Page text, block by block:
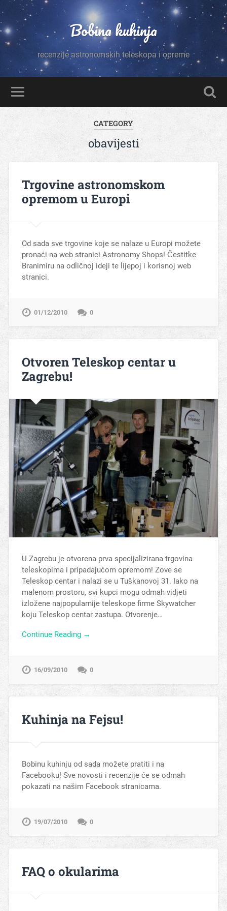
Bobina kuhinja
recenzije astronomskih teleskopa i opreme
CATEGORY
obavijesti
Trgovine astronomskom
opremom u Europi
Od sada sve trgovine koje se nalaze u Europi možete
pronaći na web stranici Astronomy Shops! Čestitke
Branimiru na odličnoj ideji te lijepoj i korisnoj web
stranici.
01/12/2010 0
Otvoren Teleskop centar u
Zagrebu!
U Zagrebu je otvorena prva specijalizirana trgovina
teleskopima i pripadajućom opremom! Zove se
Teleskop centar i nalazi se u Tuškanovoj 31. Iako na
malenom prostoru, svi kupci mogu odmah vidjeti
izložene najpopularnije teleskope firme Skywatcher
koju Teleskop centar zastupa. Otvorenje…
Continue Reading →
16/09/2010 0
Kuhinja na Fejsu!
Bobinu kuhinju od sada možete pratiti i na
Facebooku! Sve novosti i recenzije će se odmah
pokazati na našim Facebook stranicama.
19/07/2010 0
FAQ o okularima